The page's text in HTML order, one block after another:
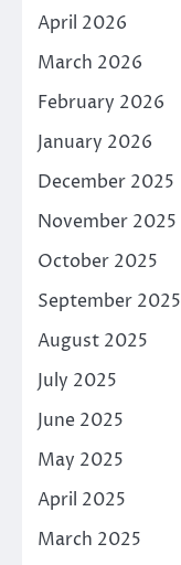
April 2026
March 2026
February 2026
January 2026
December 2025
November 2025
October 2025
September 2025
August 2025
July 2025
June 2025
May 2025
April 2025
March 2025